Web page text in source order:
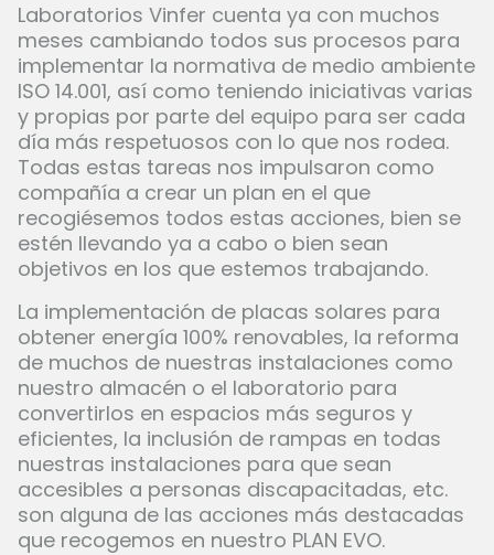
Laboratorios Vinfer cuenta ya con muchos
meses cambiando todos sus procesos para
implementar la normativa de medio ambiente
ISO 14.001, así como teniendo iniciativas varias
y propias por parte del equipo para ser cada
día más respetuosos con lo que nos rodea.
Todas estas tareas nos impulsaron como
compañía a crear un plan en el que
recogiésemos todos estas acciones, bien se
estén llevando ya a cabo o bien sean
objetivos en los que estemos trabajando.
La implementación de placas solares para
obtener energía 100% renovables, la reforma
de muchos de nuestras instalaciones como
nuestro almacén o el laboratorio para
convertirlos en espacios más seguros y
eficientes, la inclusión de rampas en todas
nuestras instalaciones para que sean
accesibles a personas discapacitadas, etc.
son alguna de las acciones más destacadas
que recogemos en nuestro PLAN EVO.